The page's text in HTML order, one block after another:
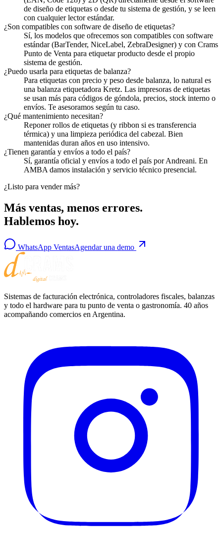
de diseño de etiquetas o desde tu sistema de gestión, y se leen
con cualquier lector estándar.
¿Son compatibles con software de diseño de etiquetas?
Sí, los modelos que ofrecemos son compatibles con software
estándar (BarTender, NiceLabel, ZebraDesigner) y con Crams
Punto de Venta para etiquetar producto desde el propio
sistema de gestión.
¿Puedo usarla para etiquetas de balanza?
Para etiquetas con precio y peso desde balanza, lo natural es
una balanza etiquetadora Kretz. Las impresoras de etiquetas
se usan más para códigos de góndola, precios, stock interno o
envíos. Te asesoramos según tu caso.
¿Qué mantenimiento necesitan?
Reponer rollos de etiquetas (y ribbon si es transferencia
térmica) y una limpieza periódica del cabezal. Bien
mantenidas duran años en uso intensivo.
¿Tienen garantía y envíos a todo el país?
Sí, garantía oficial y envíos a todo el país por Andreani. En
AMBA damos instalación y servicio técnico presencial.
¿Listo para vender más?
Más ventas, menos errores.
Hablemos hoy.
WhatsApp VentasAgendar una demo
Sistemas de facturación electrónica, controladores fiscales, balanzas
y todo el hardware para tu punto de venta o gastronomía. 40 años
acompañando comercios en Argentina.